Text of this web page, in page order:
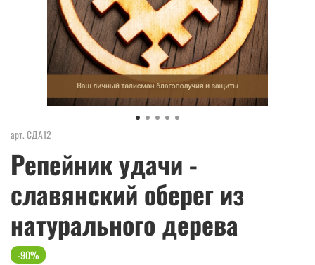
арт. СДА12
Репейник удачи -
славянский оберег из
натурального дерева
-90%